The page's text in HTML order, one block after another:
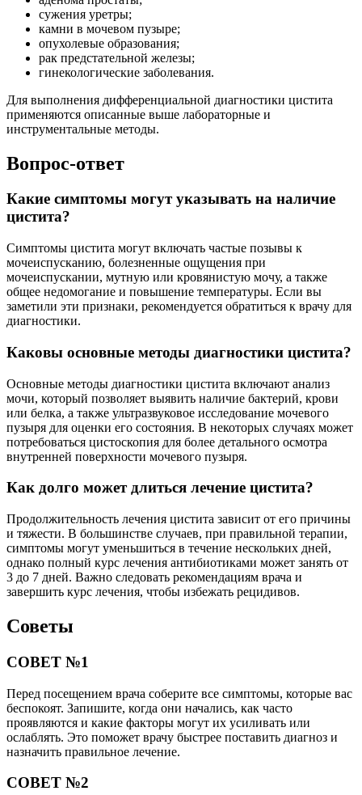
сужения уретры;
камни в мочевом пузыре;
опухолевые образования;
рак предстательной железы;
гинекологические заболевания.
Для выполнения дифференциальной диагностики цистита
применяются описанные выше лабораторные и
инструментальные методы.
Вопрос-ответ
Какие симптомы могут указывать на наличие
цистита?
Симптомы цистита могут включать частые позывы к
мочеиспусканию, болезненные ощущения при
мочеиспускании, мутную или кровянистую мочу, а также
общее недомогание и повышение температуры. Если вы
заметили эти признаки, рекомендуется обратиться к врачу для
диагностики.
Каковы основные методы диагностики цистита?
Основные методы диагностики цистита включают анализ
мочи, который позволяет выявить наличие бактерий, крови
или белка, а также ультразвуковое исследование мочевого
пузыря для оценки его состояния. В некоторых случаях может
потребоваться цистоскопия для более детального осмотра
внутренней поверхности мочевого пузыря.
Как долго может длиться лечение цистита?
Продолжительность лечения цистита зависит от его причины
и тяжести. В большинстве случаев, при правильной терапии,
симптомы могут уменьшиться в течение нескольких дней,
однако полный курс лечения антибиотиками может занять от
3 до 7 дней. Важно следовать рекомендациям врача и
завершить курс лечения, чтобы избежать рецидивов.
Советы
СОВЕТ №1
Перед посещением врача соберите все симптомы, которые вас
беспокоят. Запишите, когда они начались, как часто
проявляются и какие факторы могут их усиливать или
ослаблять. Это поможет врачу быстрее поставить диагноз и
назначить правильное лечение.
СОВЕТ №2